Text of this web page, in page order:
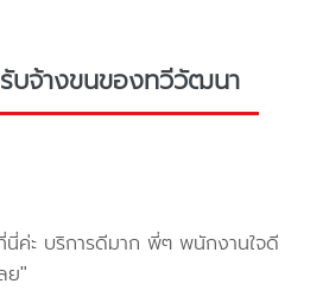
รับจ้างขนของทวีวัฒนา
นี่ค่ะ บริการดีมาก พี่ๆ พนักงานใจดี
ย"